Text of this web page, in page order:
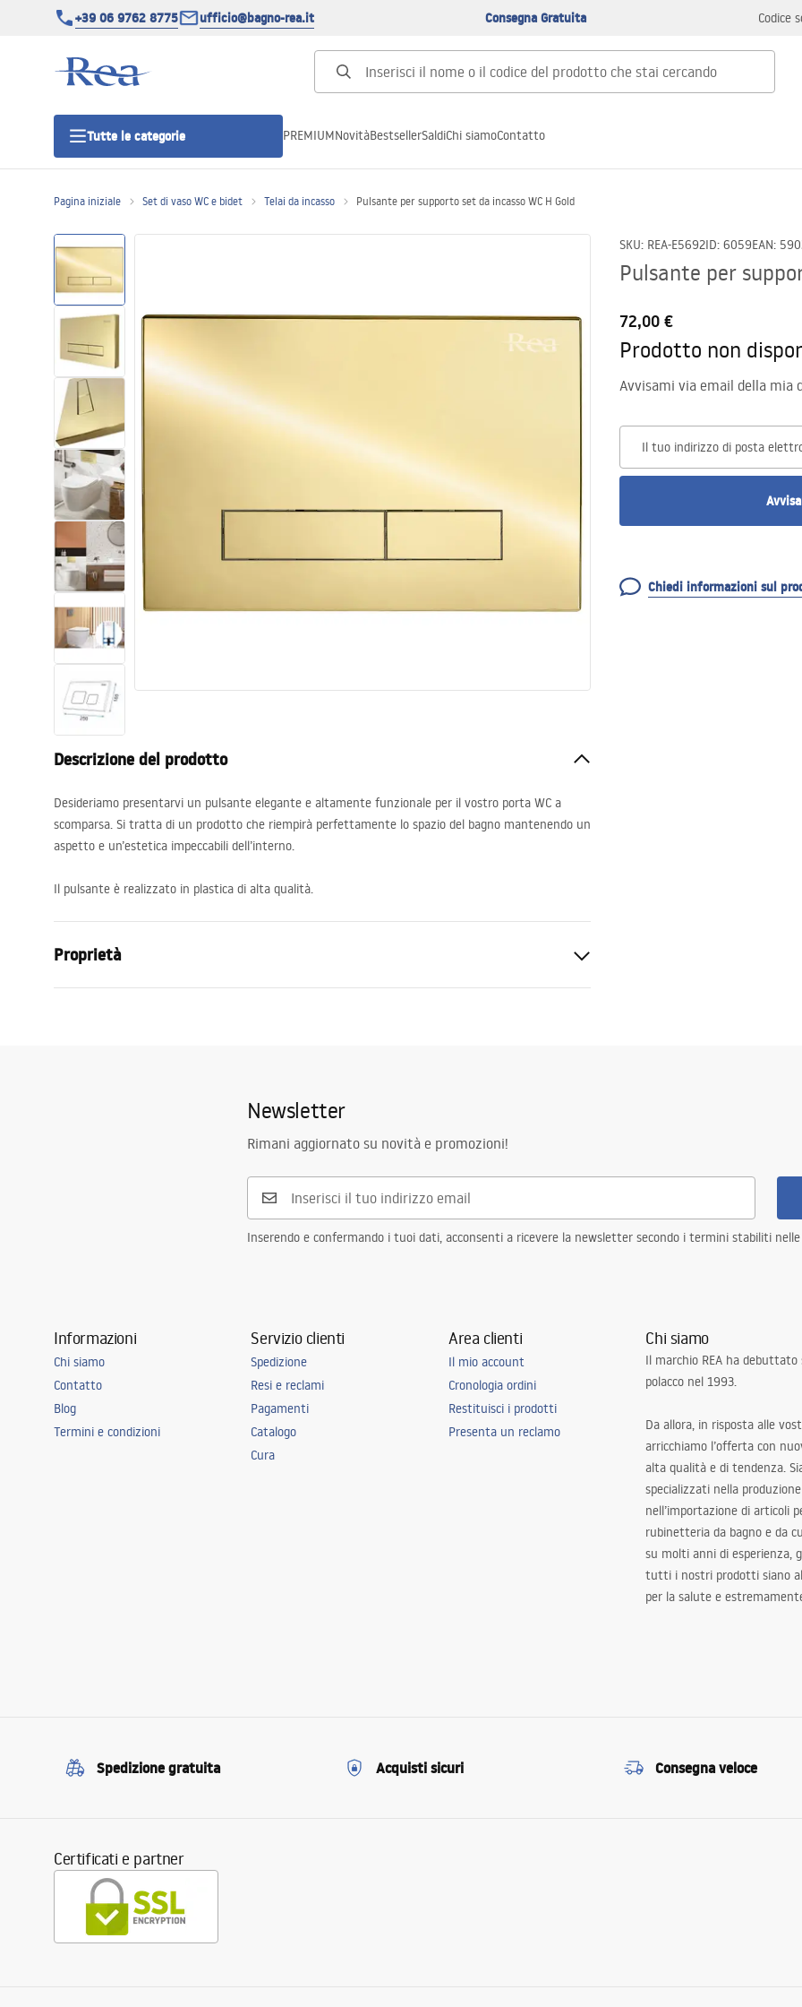
+39 06 9762 8775 ufficio@bagno-rea.it Consegna Gratuita Codice
Tutte le categorie
Porte doccia
Piatti doccia da bagno
Canaline di scarico
Set di vaso WC e bidet
Lavabi
Vasche da bagno e schermi vasca
Rubinetti da bagno
Set doccia
Cucina
PREMIUMNovitàBestsellerSaldiChi siamoContatto
Pagina iniziale Set di vaso WC e bidet Telai da incasso Pulsante per supporto set da incasso WC H Gold
SKU: REA-E5692ID: 6059EAN:
Pulsante per
72,00 €
Prodotto non
Avvisami via email della mia
Il tuo indirizzo di posta
Chiedi informazioni sul
Descrizione del prodotto
Desideriamo presentarvi un pulsante elegante e altamente funzionale per il vostro porta WC a
scomparsa. Si tratta di un prodotto che riempirà perfettamente lo spazio del bagno mantenendo un
aspetto e un’estetica impeccabili dell’interno.
Il pulsante è realizzato in plastica di alta qualità.
Proprietà
Struttura compatibile per cassetta da
ST
Newsletter
Rimani aggiornato su novità e promozioni!
Inserendo e confermando i tuoi dati, acconsenti a ricevere la newsletter secondo i termini stabiliti nelle
Informazioni
Chi siamo
Contatto
Blog
Termini e condizioni
Servizio clienti
Spedizione
Resi e reclami
Pagamenti
Catalogo
Cura
Area clienti
Il mio account
Cronologia ordini
Restituisci i prodotti
Presenta un reclamo
Chi siamo
Il marchio REA ha
polacco nel 1993.
Da allora, in risposta alle
arricchiamo l’offerta con
alta qualità e di tendenza.
specializzati nella
nell’importazione di articoli
rubinetteria da bagno e da
su molti anni di esperienza,
tutti i nostri prodotti siano
per la salute e
Spedizione gratuita Acquisti sicuri Consegna veloce
Certificati e partner